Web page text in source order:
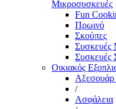
Μικροσυσκευές
Fun
Πρωινό
Σκούπες
Συσκευές
Συσκευές
Οικιακός
Αξεσουάρ
/
Ασφάλεια